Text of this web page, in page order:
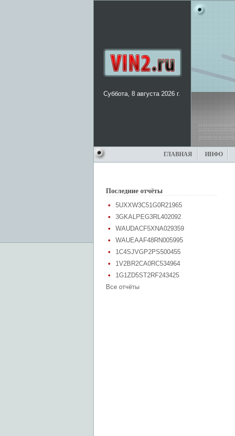
Суббота, 8 августа 2026 г.
ГЛАВНАЯ ИНФО
Последние отчёты
5UXXW3C51G0R21965
3GKALPEG3RL402092
WAUDACF5XNA029359
WAUEAAF48RN005995
1C4SJVGP2PS500455
1V2BR2CA0RC534964
1G1ZD5ST2RF243425
Все отчёты